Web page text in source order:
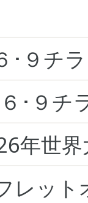
･９チ
･９チ
年世
レット